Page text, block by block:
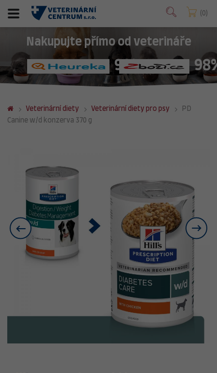
0
Nakupujte přímo od veterináře
98%
Veterinární diety Veterinární diety pro psy
PD
Canine w/d konzerva 370 g